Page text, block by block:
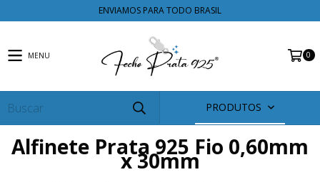
ENVIAMOS PARA TODO BRASIL
MENU 0
PRODUTOS
Alfinete Prata 925 Fio 0,60mm
x 30mm